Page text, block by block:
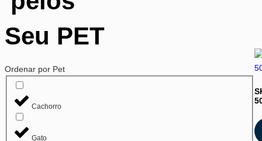
Seu PET
Ordenar por Pet
Cachorro
Gato